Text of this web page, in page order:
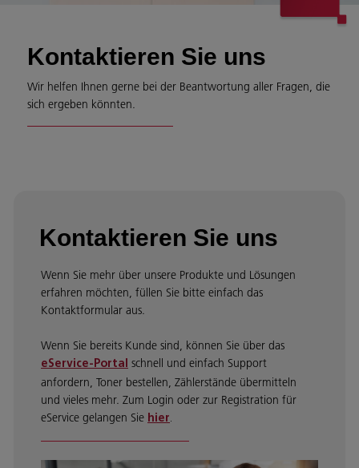
Kontaktieren Sie uns
Wir helfen Ihnen gerne bei der Beantwortung aller Fragen, die
sich ergeben könnten.
Kontaktieren Sie uns
Wenn Sie mehr über unsere Produkte und Lösungen
erfahren möchten, füllen Sie bitte einfach das
Kontaktformular aus.
Wenn Sie bereits Kunde sind, können Sie über das
eService-Portal schnell und einfach Support
anfordern, Toner bestellen, Zählerstände übermitteln
und vieles mehr. Zum Login oder zur Registration für
eService gelangen Sie hier.